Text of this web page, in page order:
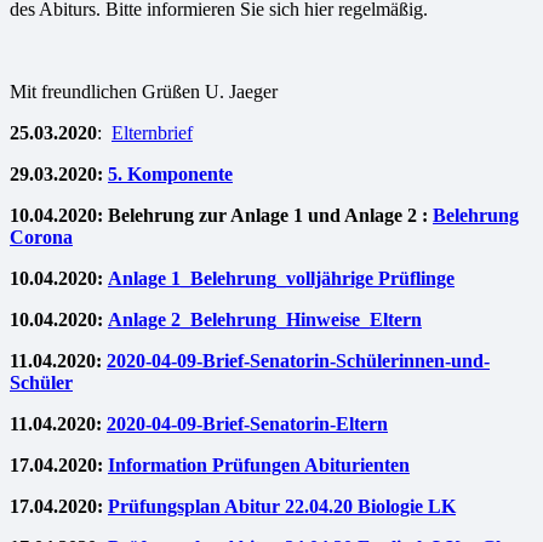
des Abiturs. Bitte informieren Sie sich hier regelmäßig.
Mit freundlichen Grüßen U. Jaeger
25.03.2020: Elternbrief
29.03.2020: 5. Komponente
10.04.2020: Belehrung zur Anlage 1 und Anlage 2 : Belehrung
Corona
10.04.2020: Anlage 1_Belehrung_volljährige Prüflinge
10.04.2020: Anlage 2_Belehrung_Hinweise_Eltern
11.04.2020: 2020-04-09-Brief-Senatorin-Schülerinnen-und-
Schüler
11.04.2020: 2020-04-09-Brief-Senatorin-Eltern
17.04.2020: Information Prüfungen Abiturienten
17.04.2020: Prüfungsplan Abitur 22.04.20 Biologie LK